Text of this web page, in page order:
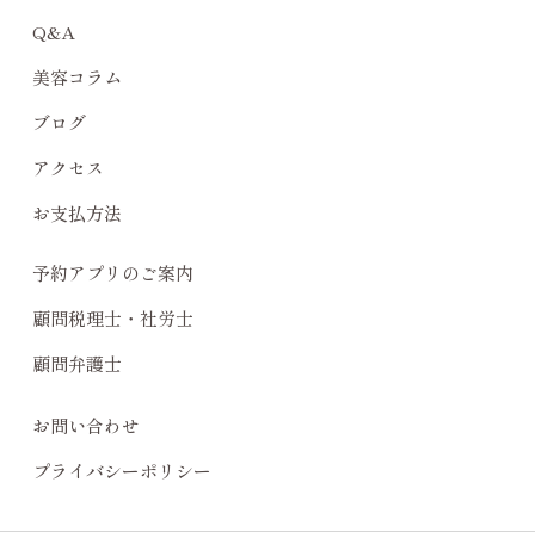
Q&A
美容コラム
ブログ
アクセス
お支払方法
予約アプリのご案内
顧問税理士・社労士
顧問弁護士
お問い合わせ
プライバシーポリシー